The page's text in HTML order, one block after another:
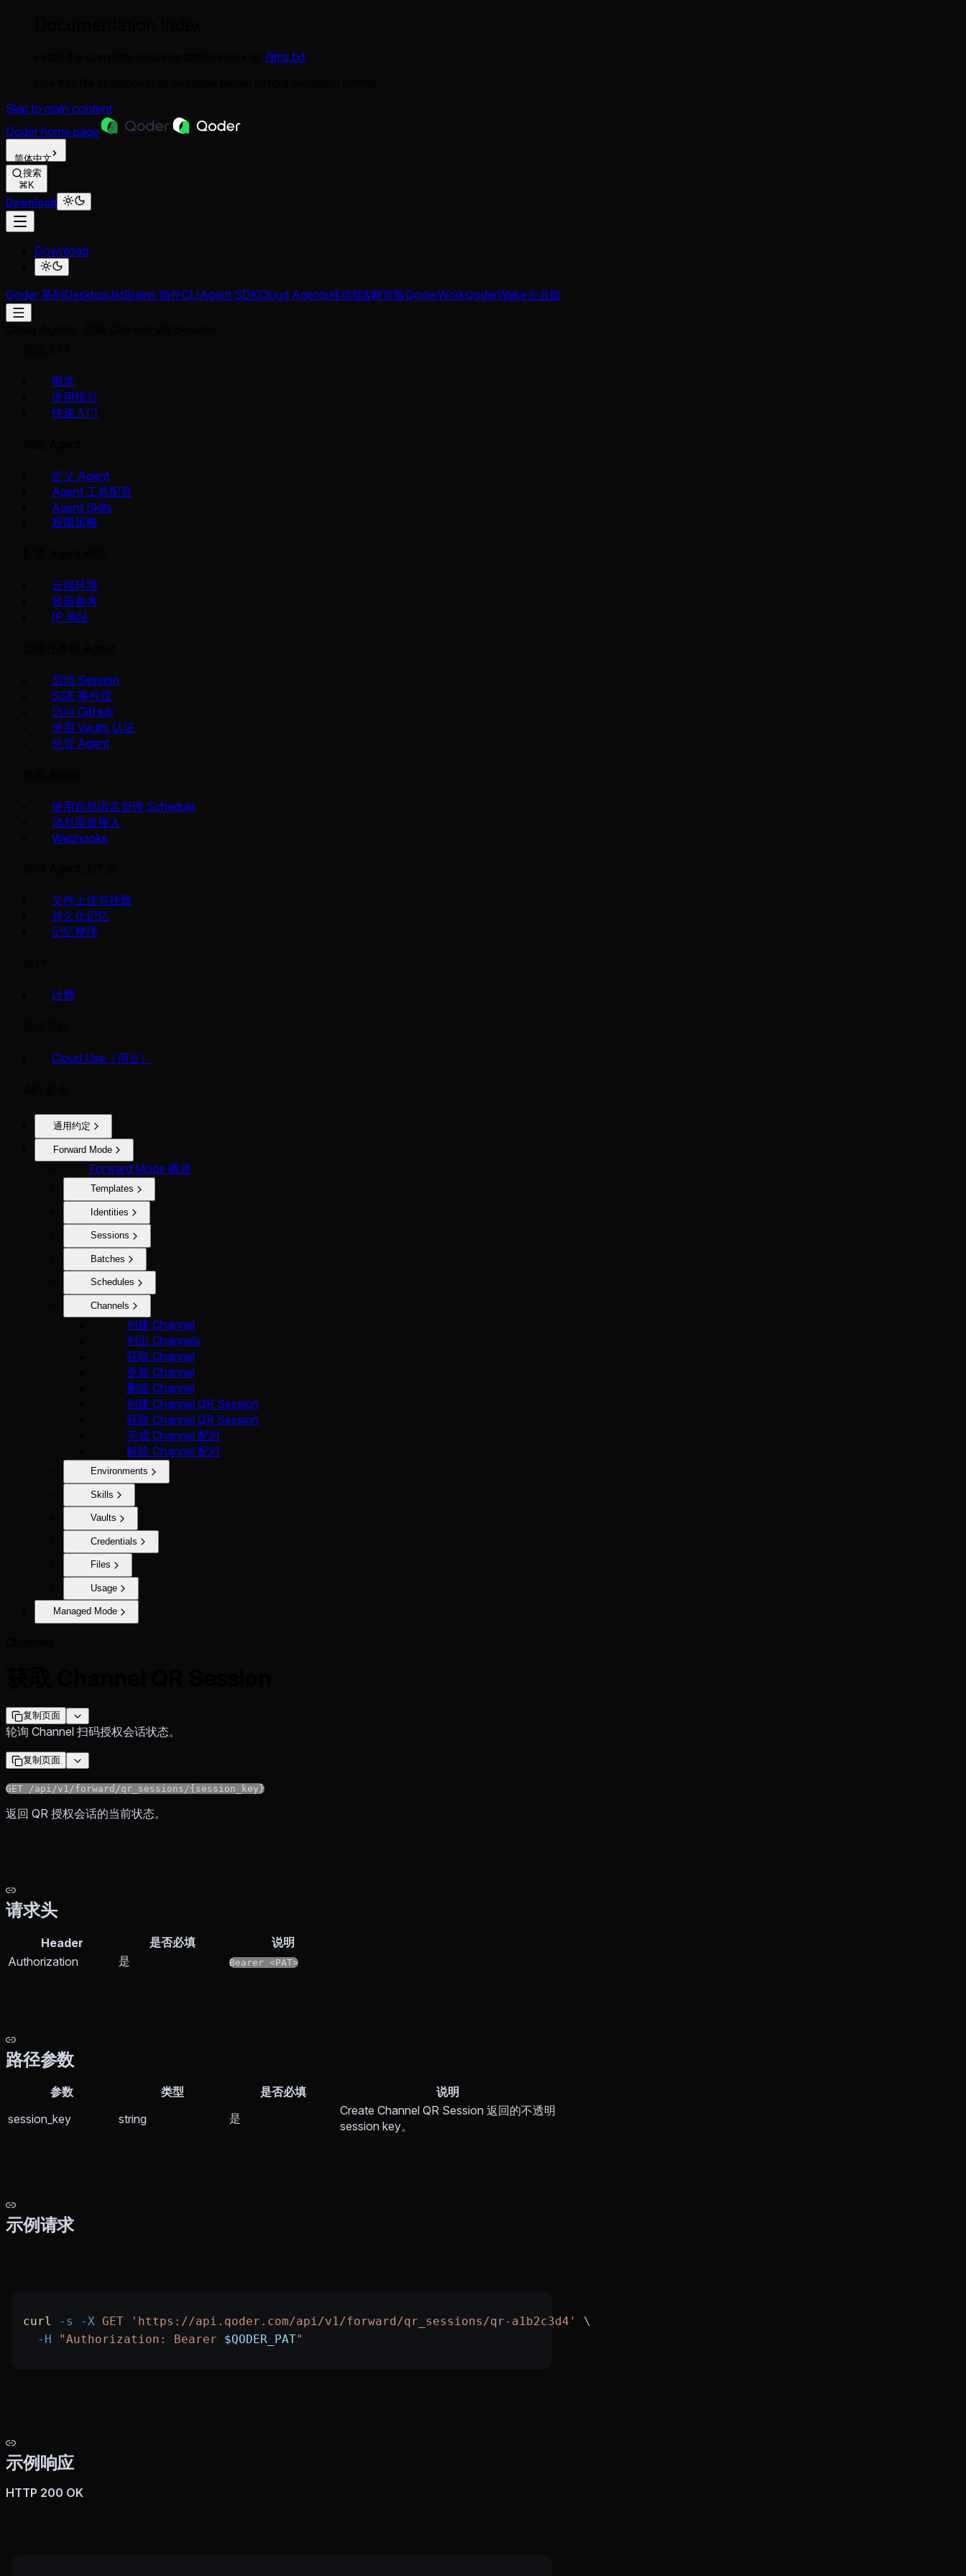
/llms.txt
Skip to main content
Qoder home page
简体中文
搜索
⌘K
Download
Download
Qoder 系列DesktopJetBrains 插件CLIAgent SDKCloud Agents移动端&网页版QoderWorkQoderWake企业版
概览
使用指引
快速入门
定义 Agent
Agent 工具配置
Agent Skills
权限策略
云端环境
容器参考
IP 地址
启动 Session
SSE 事件流
访问 GitHub
使用 Vaults 认证
托管 Agent
使用自然语言管理 Schedule
消息渠道接入
Webhooks
文件上传与挂载
持久化记忆
记忆整理
计费
Cloud Use（用云）
通用约定
Forward Mode
Forward Mode 概述
Templates
Identities
Sessions
Batches
Schedules
Channels
创建 Channel
列出 Channels
获取 Channel
更新 Channel
删除 Channel
创建 Channel QR Session
获取 Channel QR Session
完成 Channel 配对
解除 Channel 配对
Environments
Skills
Vaults
Credentials
Files
Usage
Managed Mode
复制页面
轮询 Channel 扫码授权会话状态。
复制页面
GET /api/v1/forward/qr_sessions/{session_key}
返回 QR 授权会话的当前状态。
请求头
Header 是否必填
说明
Authorization
是 Bearer <PAT>
路径参数
参数 类型 是否必填
说明
session_key
string 是
Create Channel QR Session 返回的不透明
session key。
示例请求
curl -s -X GET 'https://api.qoder.com/api/v1/forward/qr_sessions/qr-a1b2c3d4'
\
  -H
"Authorization: Bearer $QODER_PAT"
示例响应
HTTP 200 OK